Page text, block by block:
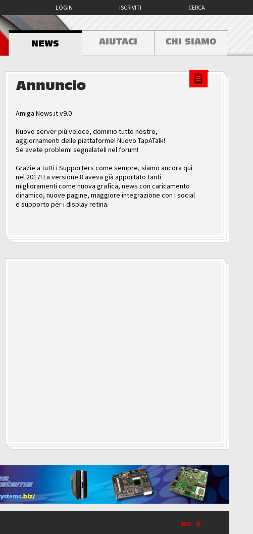
CERCA
ISCRIVITI
LOGIN
NEWS AIUTACI CHI SIAMO
Annuncio
Amiga News.it v9.0
Nuovo server più veloce, dominio tutto nostro,
aggiornamenti delle piattaforme! Nuovo TapATalk!
Se avete problemi segnalateli nel forum!
Grazie a tutti i Supporters come sempre, siamo ancora qui
nel 2017! La versione 8 aveva già apportato tanti
miglioramenti come nuova grafica, news con caricamento
dinamico, nuove pagine, maggiore integrazione con i social
e supporto per i display retina.
RSS